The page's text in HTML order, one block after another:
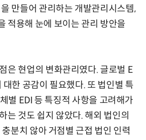
만들어 관리하는 개발관리시스템,
적용해 눈에 보이는 관리 방안을
은 현업의 변화관리였다. 글로벌 E
대한 공감이 필요했다. 또 법인별 특
별 EDI 등 특징적 사항을 고려해가
는 것도 쉽지 않았다. 해외 법인의
분치 않아 거점별 근접 법인 인력